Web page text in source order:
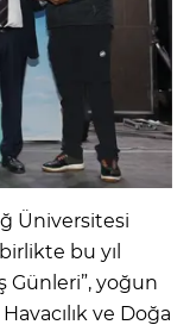
Üniversitesi
bu yıl
Günleri”, yoğun
ve Doğa